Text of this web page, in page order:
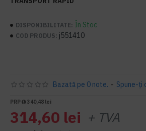
DISPONIBILITATE: În Stoc
COD PRODUS: j551410
Bazată pe 0 note. - Spune-ţi
PRP 340,48 lei
314,60 lei + TVA